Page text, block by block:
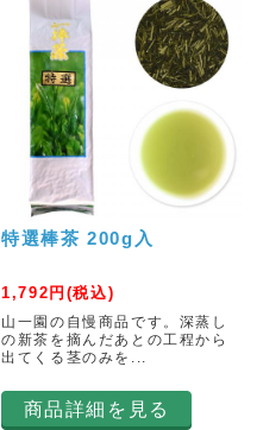
特選棒茶 200g入
1,792円(税込)
山一園の自慢商品です。深蒸し
の新茶を摘んだあとの工程から
出てくる茎のみを...
商品詳細を見る